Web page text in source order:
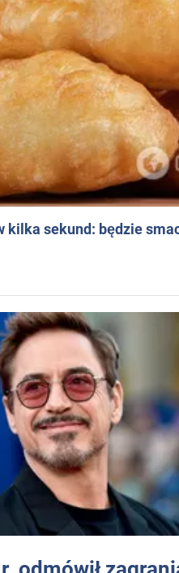
kilka sekund: będzie